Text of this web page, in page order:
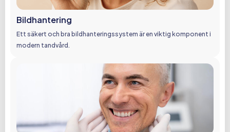
Bildhantering
Ett säkert och bra bildhanteringssystem är en viktig komponent i
modern tandvård.